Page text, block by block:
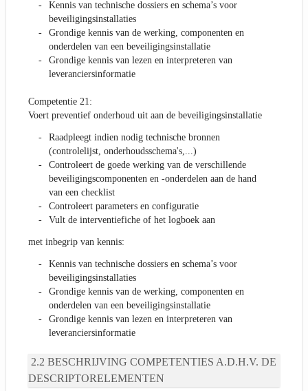
Kennis van technische dossiers en schema’s voor
beveiligingsinstallaties
Grondige kennis van de werking, componenten en
onderdelen van een beveiligingsinstallatie
Grondige kennis van lezen en interpreteren van
leveranciersinformatie
Competentie 21:
Voert preventief onderhoud uit aan de beveiligingsinstallatie
Raadpleegt indien nodig technische bronnen
(controlelijst, onderhoudsschema's,...)
Controleert de goede werking van de verschillende
beveiligingscomponenten en -onderdelen aan de hand
van een checklist
Controleert parameters en configuratie
Vult de interventiefiche of het logboek aan
met inbegrip van kennis:
Kennis van technische dossiers en schema’s voor
beveiligingsinstallaties
Grondige kennis van de werking, componenten en
onderdelen van een beveiligingsinstallatie
Grondige kennis van lezen en interpreteren van
leveranciersinformatie
BESCHRIJVING COMPETENTIES A.D.H.V. DE
DESCRIPTORELEMENTEN